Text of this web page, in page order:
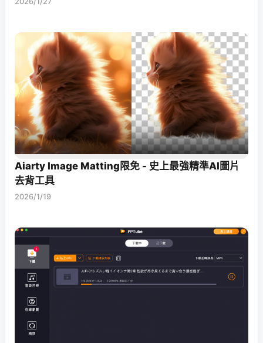
Aiarty Image Matting限免 - 史上最強精準AI圖片
去背工具
2026/1/19